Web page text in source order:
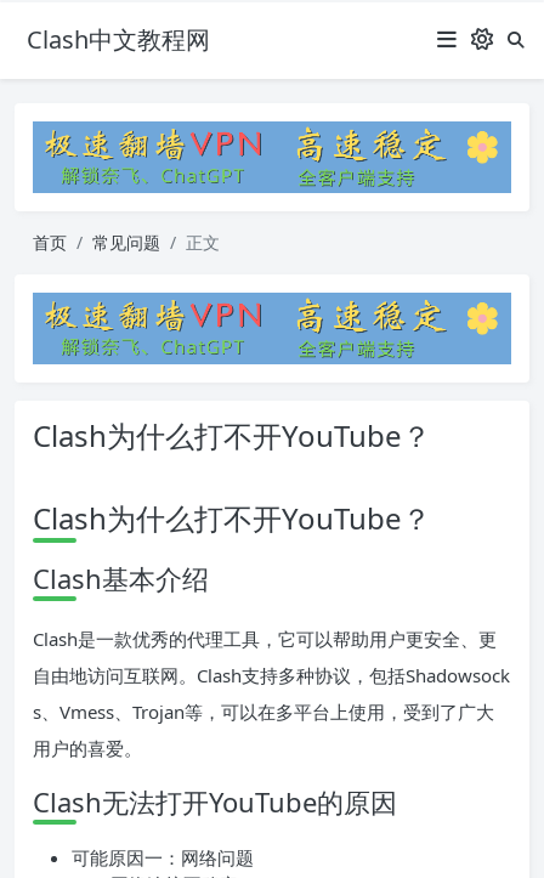
Clash中文教程网
首页 常见问题 正文
Clash为什么打不开YouTube？
Clash为什么打不开YouTube？
Clash基本介绍
Clash是一款优秀的代理工具，它可以帮助用户更安全、更
自由地访问互联网。Clash支持多种协议，包括Shadowsock
s、Vmess、Trojan等，可以在多平台上使用，受到了广大
用户的喜爱。
Clash无法打开YouTube的原因
可能原因一：网络问题